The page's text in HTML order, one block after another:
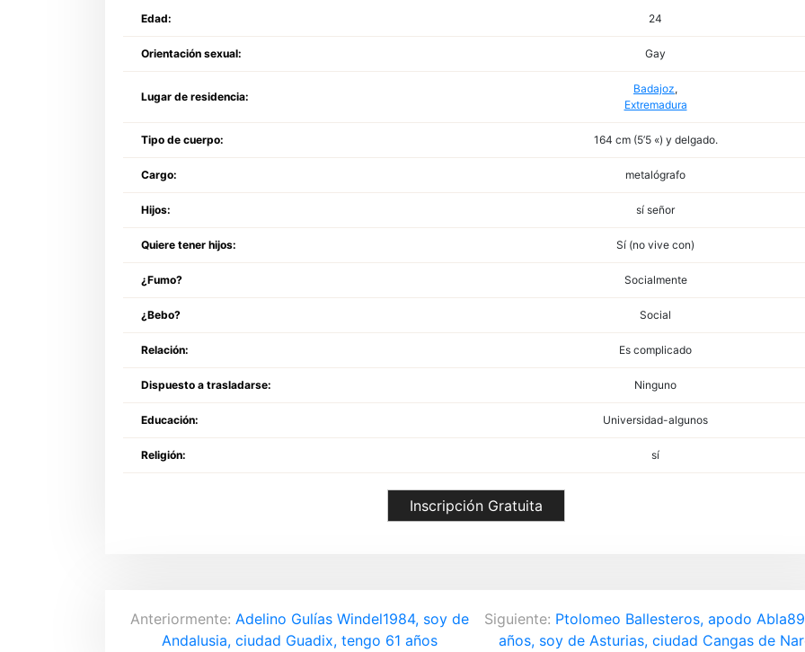
Edad: 24
Orientación sexual: Gay
Lugar de residencia:
Badajoz,
Extremadura
Tipo de cuerpo: 164 cm (5’5 «) y delgado.
Cargo: metalógrafo
Hijos: sí señor
Quiere tener hijos: Sí (no vive con)
¿Fumo? Socialmente
¿Bebo? Social
Relación: Es complicado
Dispuesto a trasladarse: Ninguno
Educación: Universidad-algunos
Religión: sí
Inscripción Gratuita
N
Anteriormente: Adelino Gulías Windel1984, soy de
Andalusia, ciudad Guadix, tengo 61 años
Siguiente: Ptolomeo Ballesteros, apodo
años, soy de Asturias, ciudad Cangas de